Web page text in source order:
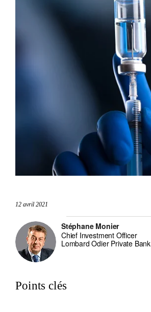
12 avril 2021
Stéphane Monier
Chief Investment Officer
Lombard Odier Private Bank
Points clés